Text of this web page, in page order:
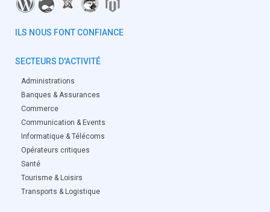
ILS NOUS FONT CONFIANCE
SECTEURS D'ACTIVITÉ
Administrations
Banques & Assurances
Commerce
Communication & Events
Informatique & Télécoms
Opérateurs critiques
Santé
Tourisme & Loisirs
Transports & Logistique